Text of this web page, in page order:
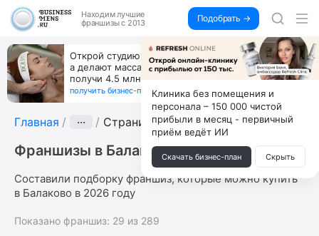
Находим лучшие
франшизы с 2013
Подобрать →
Открой студию, где не колют и не режут,
а делают массаж лица руками и в первый же год
получи 4.5 млн
получить бизнес-план ↓
Главная ··· Страница 2
Франшизы в Балаково
Составили подборку франшиз, которые можно купить
в Балаково в 2026 году
Показано франшиз: 29 из 289
Клиника без помещения и
персонала – 150 000 чистой
прибыли в месяц - первичный
приём ведёт ИИ
Скачать бизнес-план Скрыть